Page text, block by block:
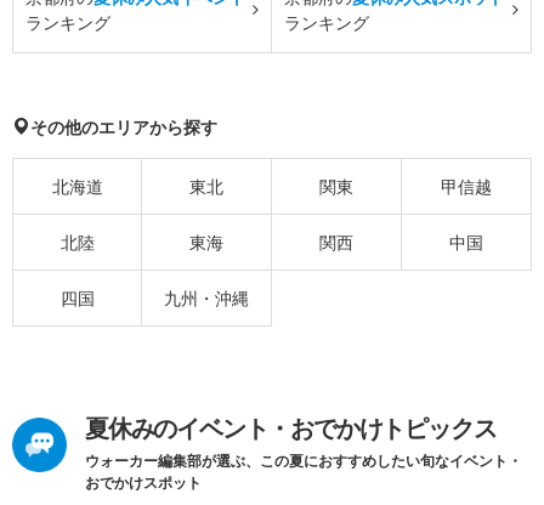
ランキング
ランキング
その他のエリアから探す
北海道 東北 関東 甲信越
北陸 東海 関西 中国
四国 九州・沖縄
夏休みのイベント・おでかけトピックス
ウォーカー編集部が選ぶ、この夏におすすめしたい旬なイベント・
おでかけスポット